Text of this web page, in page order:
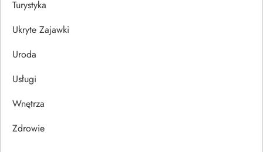
Turystyka
Ukryte Zajawki
Uroda
Usługi
Wnętrza
Zdrowie